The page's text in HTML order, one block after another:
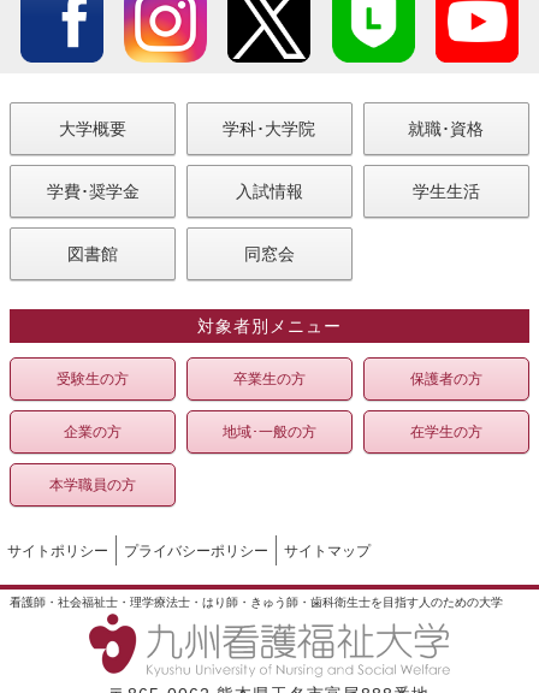
大学概要 学科･大学院 就職･資格
学費･奨学金 入試情報 学生生活
図書館 同窓会
対象者別メニュー
受験生の方 卒業生の方 保護者の方
企業の方 地域･一般の方 在学生の方
本学職員の方
サイトポリシー プライバシーポリシー サイトマップ
看護師・社会福祉士・理学療法士・はり師・きゅう師・歯科衛生士を目指す人のための大学